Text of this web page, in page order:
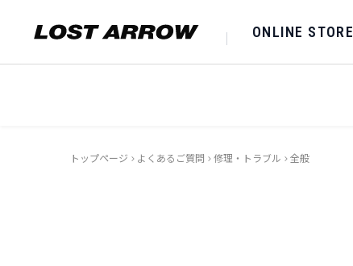
ONLINE STORE
トップページ > よくあるご質問 >修理・トラブル >全般